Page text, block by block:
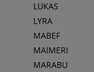
LUKAS
LYRA
MABEF
MAIMERI
MARABU